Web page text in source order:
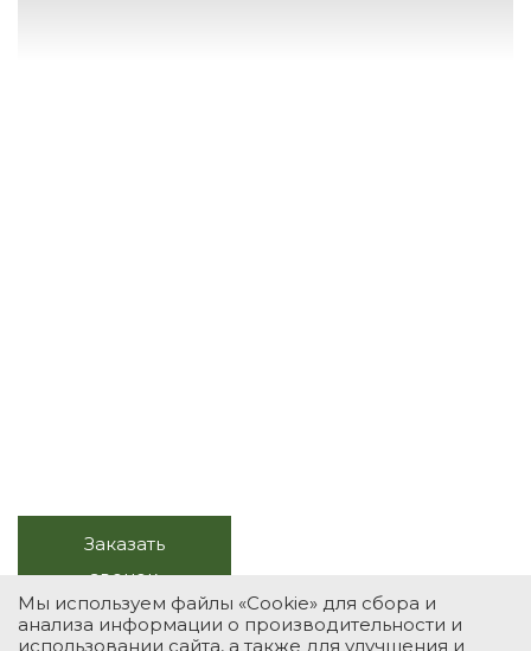
Заказать
звонок
Мы используем файлы «Cookie» для сбора и
анализа информации о производительности и
использовании сайта, а также для улучшения и